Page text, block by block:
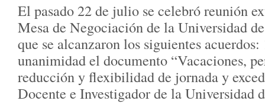
El pasado 22 de julio se celebró reunión
Mesa de Negociación de la Universidad
que se alcanzaron los siguientes acuerdos:
unanimidad el documento “Vacaciones,
reducción y flexibilidad de jornada y
Docente e Investigador de la Universidad